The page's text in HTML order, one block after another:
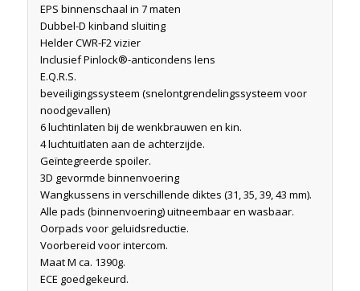
EPS binnenschaal in 7 maten
Dubbel-D kinband sluiting
Helder CWR-F2 vizier
Inclusief Pinlock®-anticondens lens
E.Q.R.S.
beveiligingssysteem (snelontgrendelingssysteem voor
noodgevallen)
6 luchtinlaten bij de wenkbrauwen en kin.
4 luchtuitlaten aan de achterzijde.
Geïntegreerde spoiler.
3D gevormde binnenvoering
Wangkussens in verschillende diktes (31, 35, 39, 43 mm).
Alle pads (binnenvoering) uitneembaar en wasbaar.
Oorpads voor geluidsreductie.
Voorbereid voor intercom.
Maat M ca. 1390g.
ECE goedgekeurd.